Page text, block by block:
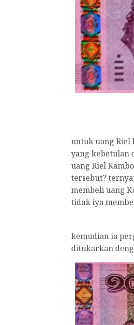
untuk uang Riel
yang kebetulan
uang Riel
tersebut?
membeli uang
tidak iya
kemudian ia
ditukarkan